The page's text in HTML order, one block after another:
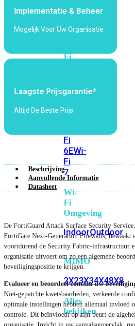
Access
Points
bekijken
Fi
Fi
5Wi-
Fi
6EWi-
Fi
7
Wi-
Fi
Omgeving
IndoorOutdoor
MIMO
2X23X34X48X8
Alles
bekijken
Implementatie & Beheer
Mogelijk Voor Uw Organisatie
Laagste Prijsgarantie*
Altijd De Beste Prijs
Beschrijving
Aanvullende Informatie
Datasheet
De FortiGuard Attack Surface Security
FortiGate Next-Generation Firewalls, bewaakt
voortdurend de Security Fabric-infrastructuur
organisatie uitvoert om zo een algemene
beveiligingspositie te krijgen.
Evalueer en beoordeel continu uw
Niet-gepatchte kwetsbaarheden, verkeerde
optimale instellingen hebben allemaal invloed
controle. Dit beïnvloedt op zijn beurt de